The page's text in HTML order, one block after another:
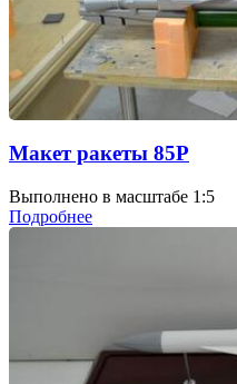
Макет ракеты 85Р
Выполнено в масштабе 1:5
Подробнее